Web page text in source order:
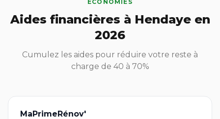
ECONOMIES
Aides financières à Hendaye en
2026
Cumulez les aides pour réduire votre reste à
charge de 40 à 70%
MaPrimeRénov'